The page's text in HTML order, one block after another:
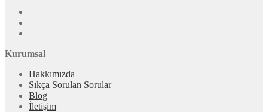
Kurumsal
Hakkımızda
Sıkça Sorulan Sorular
Blog
İletişim